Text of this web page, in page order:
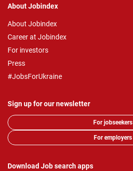
About Jobindex
About Jobindex
Career at Jobindex
For investors
Press
#JobsForUkraine
Sign up for our newsletter
For jobseekers
For employers
Download Job search apps